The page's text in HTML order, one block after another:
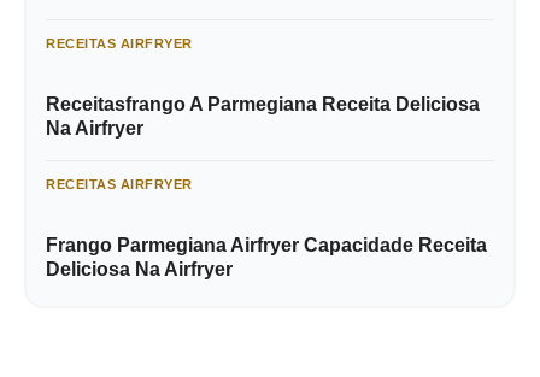
RECEITAS AIRFRYER
Receitasfrango A Parmegiana Receita Deliciosa
Na Airfryer
RECEITAS AIRFRYER
Frango Parmegiana Airfryer Capacidade Receita
Deliciosa Na Airfryer